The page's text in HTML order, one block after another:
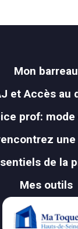
Mon barreau
et Accès au
prof: mode
de la
Mes outils